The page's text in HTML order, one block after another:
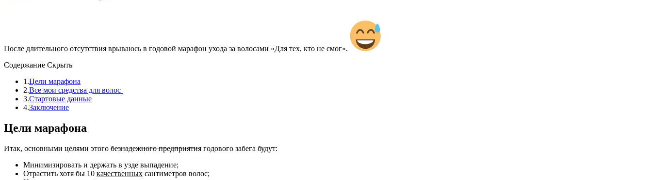
После длительного отсутствия врываюсь в годовой марафон ухода за волосами «Для тех, кто не смог».
Содержание Скрыть
1.Цели марафона
2.Все мои средства для волос
3.Стартовые данные
4.Заключение
Цели марафона
Итак, основными целями этого безнадежного предприятия годового забега будут:
Минимизировать и держать в узде выпадение;
Отрастить хотя бы 10 качественных сантиметров волос;